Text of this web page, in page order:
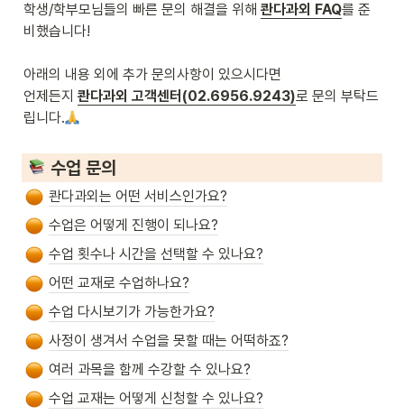
학생/학부모님들의 빠른 문의 해결을 위해 콴다과외 FAQ를 준
비했습니다!
아래의 내용 외에 추가 문의사항이 있으시다면
언제든지 콴다과외 고객센터(02.6956.9243)로 문의 부탁드
립니다.
수업 문의
콴다과외는 어떤 서비스인가요?
수업은 어떻게 진행이 되나요?
수업 횟수나 시간을 선택할 수 있나요?
어떤 교재로 수업하나요?
수업 다시보기가 가능한가요?
사정이 생겨서 수업을 못할 때는 어떡하죠?
여러 과목을 함께 수강할 수 있나요?
수업 교재는 어떻게 신청할 수 있나요?